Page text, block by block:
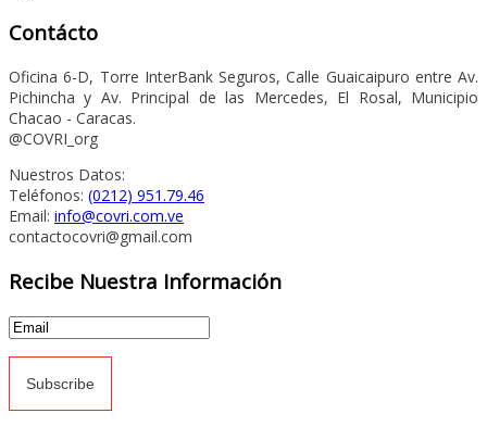
Contácto
Oficina 6-D, Torre InterBank Seguros, Calle Guaicaipuro entre Av.
Pichincha y Av. Principal de las Mercedes, El Rosal, Municipio
Chacao - Caracas.
@COVRI_org
Nuestros Datos:
Teléfonos: (0212) 951.79.46
Email: info@covri.com.ve
contactocovri@gmail.com
Recibe Nuestra Información